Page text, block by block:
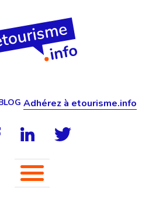
Adhérez à etourisme.info